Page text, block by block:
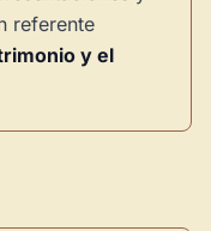
referente
y el